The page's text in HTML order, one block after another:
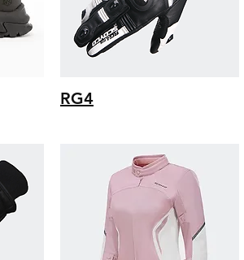
RG4